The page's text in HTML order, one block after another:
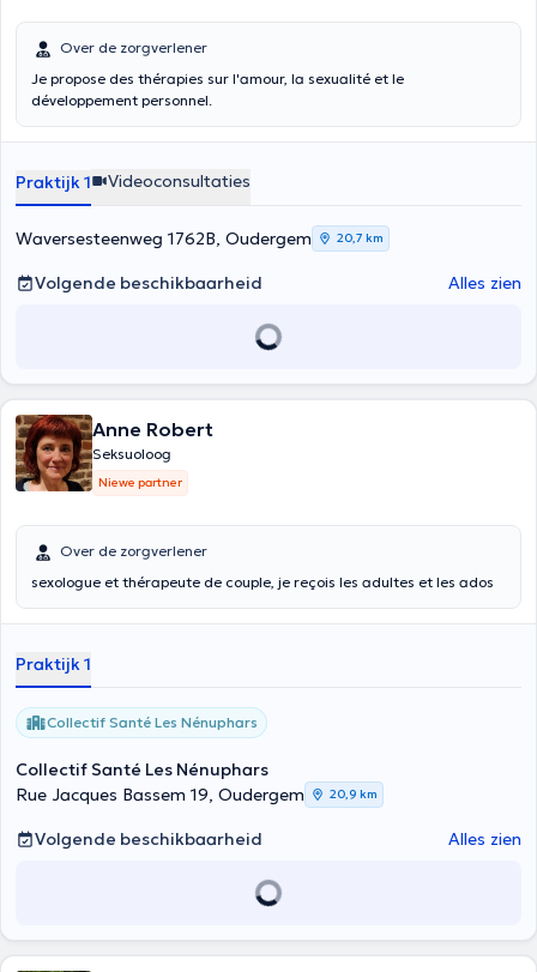
Over de zorgverlener
Je propose des thérapies sur l'amour, la sexualité et le
développement personnel.
Praktijk 1 Videoconsultaties
Waversesteenweg 1762B, Oudergem 20,7 km
Volgende beschikbaarheid Alles zien
Anne Robert
Seksuoloog
Niewe partner
Over de zorgverlener
sexologue et thérapeute de couple, je reçois les adultes et les ados
Praktijk 1
Collectif Santé Les Nénuphars
Collectif Santé Les Nénuphars
Rue Jacques Bassem 19, Oudergem
20,9 km
Volgende beschikbaarheid Alles zien